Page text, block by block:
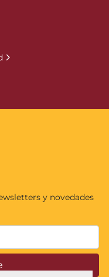
y novedades